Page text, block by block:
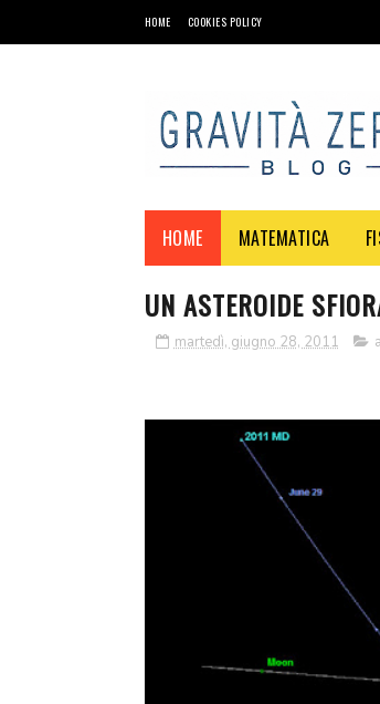
HOME COOKIES POLICY
HOME MATEMATICA
UN ASTEROIDE
martedì, giugno 28, 2011